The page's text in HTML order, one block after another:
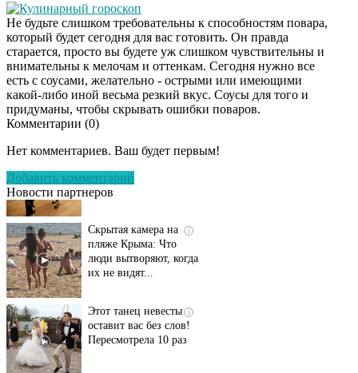
Кулинарный гороскоп
Не будьте слишком требовательны к способностям повара,
который будет сегодня для вас готовить. Он правда
старается, просто вы будете уж слишком чувствительны и
внимательны к мелочам и оттенкам. Сегодня нужно все
есть с соусами, желательно - острыми или имеющими
какой-либо иной весьма резкий вкус. Соусы для того и
придуманы, чтобы скрывать ошибки поваров.
Комментарии (0)
Нет комментариев. Ваш будет первым!
Добавить комментарий
Новости партнеров
Ролик длится
смеяться вы будете
долго
люди вытворяют, когда
их не видят...
Пересмотрела 10 раз